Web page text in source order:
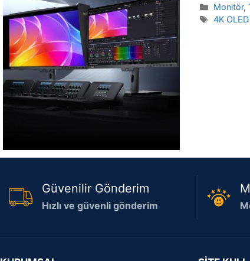
Monitör,
Etiketler
4K
Güvenilir Gönderim
Hızlı ve güvenli gönderim